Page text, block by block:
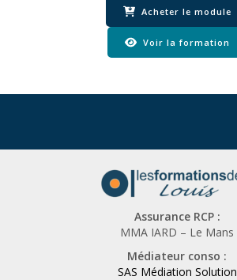
Acheter le module
Voir la formation
Assurance RCP :
MMA IARD – Le Mans
Médiateur conso :
SAS Médiation Solution